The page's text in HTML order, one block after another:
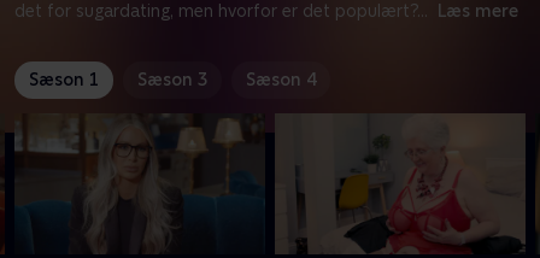
det for sugardating, men hvorfor er det populært?... Læs mere
Sæson 1 Sæson 3 Sæson 4